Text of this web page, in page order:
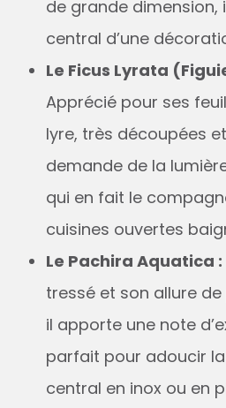
de grande dimension,
central d’une
Le Ficus Lyrata
Apprécié pour ses
lyre, très découpées
demande de la
qui en fait le
cuisines ouvertes
Le Pachira Aquatica :
tressé et son allure
il apporte une note
parfait pour adoucir la
central en inox ou en